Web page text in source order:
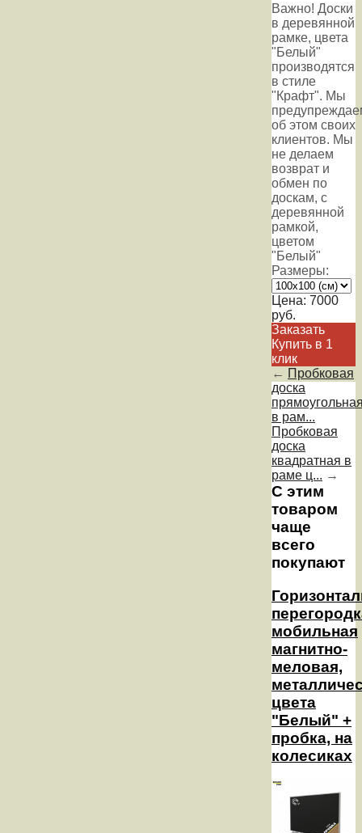
Важно! Доски
в деревянной
рамке, цвета
"Белый"
производятся
в стиле
"Крафт". Мы
об этом своих
клиентов. Мы
не делаем
возврат и
обмен по
доскам, с
деревянной
рамкой,
цветом
"Белый"
Размеры:
Цена: 7000
руб.
Заказать
Купить в 1
клик
← Пробковая
доска
в рам...
Пробковая
доска
квадратная в
раме ц... →
С этим
товаром
чаще
всего
покупают
мобильная
магнитно-
меловая,
цвета
"Белый" +
пробка, на
колесиках